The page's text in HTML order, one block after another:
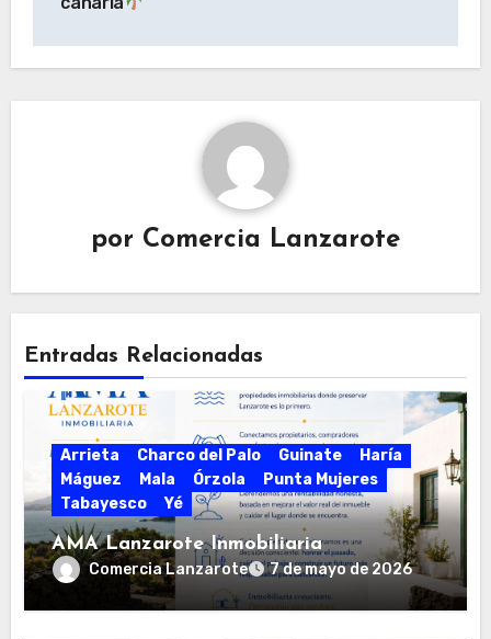
por Comercia Lanzarote
Entradas Relacionadas
Arrieta Charco del Palo Guinate
Haría
Máguez
Mala Órzola
Punta Mujeres
Tabayesco
Yé
AMA Lanzarote Inmobiliaria
Comercia Lanzarote 7 de mayo de 2026